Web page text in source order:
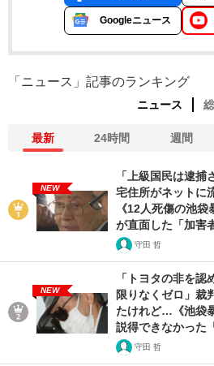
Googleニュース
「ニュース」記事のランキング
ニュース
最新 24時間 週間
NEW
「上級国民は逮
宅住所がネットに
《12人死傷の池
が直面した「加害
守田 哲
NEW
「トヨタの非を認
限りなくゼロ」裁
たけれど…《池袋
説得できなかった
守田 哲